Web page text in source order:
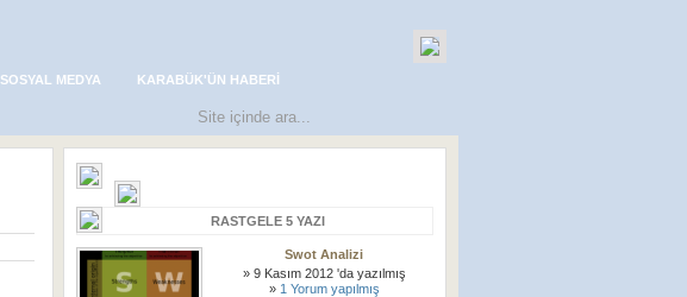
SOSYAL MEDYA KARABÜK'ÜN HABERI
RASTGELE 5 YAZI
Swot Analizi
» 9 Kasım 2012 'da yazılmış
» 1 Yorum yapılmış